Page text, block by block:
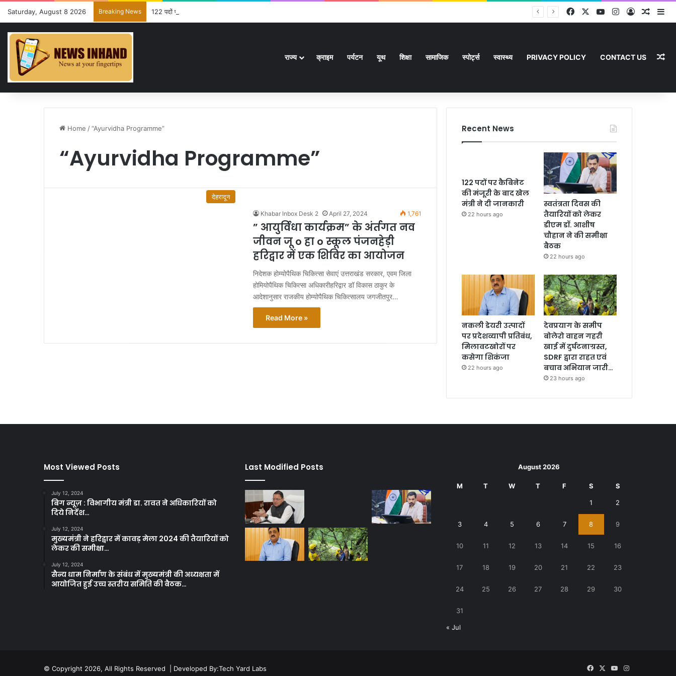
Saturday, August 8 2026 Breaking News 122 पदों पर कैबिनेट की मंजूरी के बाद खेल मंत्री ने दी जानकारी FacebookYouTubeInstagram
Log In
राज्य क्राइम पर्यटन यूथ शिक्षा सामाजिक स्पोर्ट्स स्वास्थ्य PRIVACY POLICY CONTACT US
Home /“Ayurvidha Programme”
“Ayurvidha Programme”
देहरादून
Khabar Inbox Desk 2 April 27, 2024 1,761
” आयुर्विधा कार्यक्रम” के अंर्तगत नव
जीवन जू o हा o स्कूल पंजनहेड़ी
हरिद्वार में एक शिविर का आयोजन
निदेशक होम्योपैथिक चिकित्सा सेवाएं उत्तराखंड सरकार, एवम जिला
होमियोपैथिक चिकित्सा अधिकारीहरिद्वार डॉ विकास ठाकुर के
आदेशानुसार राजकीय होम्योपैथिक चिकित्सालय जगजीतपुर…
Read More »
Recent News
122 पदों पर कैबिनेट
की मंजूरी के बाद खेल
मंत्री ने दी जानकारी
22 hours ago
स्वतंत्रता दिवस की
तैयारियों को लेकर
डीएम डॉ. आशीष
चौहान ने की समीक्षा
बैठक
22 hours ago
नकली डेयरी उत्पादों
पर प्रदेशव्यापी प्रतिबंध,
मिलावटखोरों पर
कसेगा शिकंजा
22 hours ago
देवप्रयाग के समीप
बोलेरो वाहन गहरी
खाई में दुर्घटनाग्रस्त,
SDRF द्वारा राहत एवं
बचाव अभियान जारी…
23 hours ago
Most Viewed Posts
July 12, 2024
बिग न्यूज़ : विभागीय मंत्री डा. रावत ने अधिकारियों को
दिये निर्देश…
July 12, 2024
मुख्यमंत्री ने हरिद्वार में कावड़ मेला 2024 की तैयारियों को
लेकर की समीक्षा…
July 12, 2024
सैन्य धाम निर्माण के संबंध में मुख्यमंत्री की अध्यक्षता में
आयोजित हुई उच्च स्तरीय समिति की बैठक…
Last Modified Posts August 2026
M T W T F S S
1 2
3 4 5 6 7 8 9
10 11 12 13 14 15 16
17 18 19 20 21 22 23
24 25 26 27 28 29 30
31
« Jul
© Copyright 2026, All Rights Reserved | Developed By:Tech Yard Labs Facebook
X YouTubeInstagram